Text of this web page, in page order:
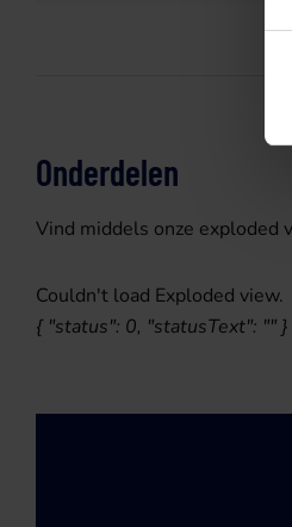
Onderdelen
Vind middels onze exploded
Couldn't load Exploded view.
{ "status": 0, "statusText": "" }